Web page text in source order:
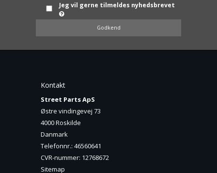
Jeg vil gerne tilmeldes nyhedsbrevet
Godkend
Kontakt
Street Parts ApS
Østre vindingevej 73
4000 Roskilde
Danmark
Telefonnr.: 46560641
CVR-nummer: 12768672
Sitemap